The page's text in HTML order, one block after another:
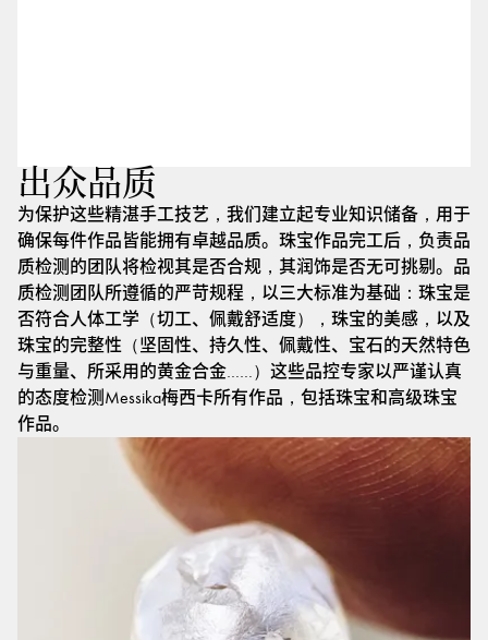
出众品质
为保护这些精湛手工技艺，我们建立起专业知识储备，用于
确保每件作品皆能拥有卓越品质。珠宝作品完工后，负责品
质检测的团队将检视其是否合规，其润饰是否无可挑剔。品
质检测团队所遵循的严苛规程，以三大标准为基础：珠宝是
否符合人体工学（切工、佩戴舒适度），珠宝的美感，以及
珠宝的完整性（坚固性、持久性、佩戴性、宝石的天然特色
与重量、所采用的黄金合金……）这些品控专家以严谨认真
的态度检测Messika梅西卡所有作品，包括珠宝和高级珠宝
作品。